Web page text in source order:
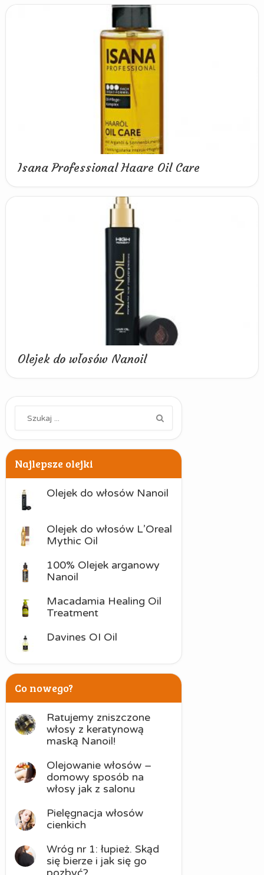
Isana Professional Haare Oil Care
Olejek do włosów Nanoil
Najlepsze olejki
Olejek do włosów Nanoil
Olejek do włosów L’Oreal
Mythic Oil
100% Olejek arganowy
Nanoil
Macadamia Healing Oil
Treatment
Davines OI Oil
Co nowego?
Ratujemy zniszczone
włosy z keratynową
maską Nanoil!
Olejowanie włosów –
domowy sposób na
włosy jak z salonu
Pielęgnacja włosów
cienkich
Wróg nr 1: łupież. Skąd
się bierze i jak się go